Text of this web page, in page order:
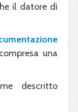
il datore di
una
descritto